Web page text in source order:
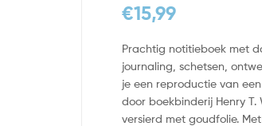
€15,99
Prachtig notitieboek met
journaling, schetsen,
je een reproductie van
door boekbinderij Henry
versierd met goudfolie.